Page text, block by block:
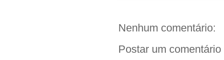
Nenhum comentário:
Postar um comentário